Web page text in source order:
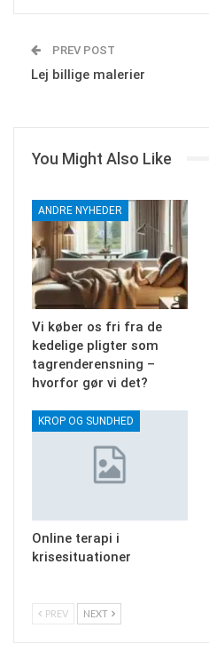
PREV POST
Lej billige malerier
You Might Also Like
ANDRE NYHEDER
Vi køber os fri fra de
kedelige pligter som
tagrenderensning –
hvorfor gør vi det?
KROP OG SUNDHED
Online terapi i
krisesituationer
PREV NEXT